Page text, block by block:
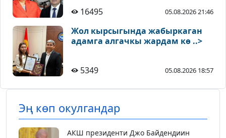
16495 05.08.2026 21:46
Жол кырсыгында жабыркаган
адамга алгачкы жардам кө ..>
5349 05.08.2026 18:57
Эң көп окулгандар
АКШ президенти Джо Байдендиин